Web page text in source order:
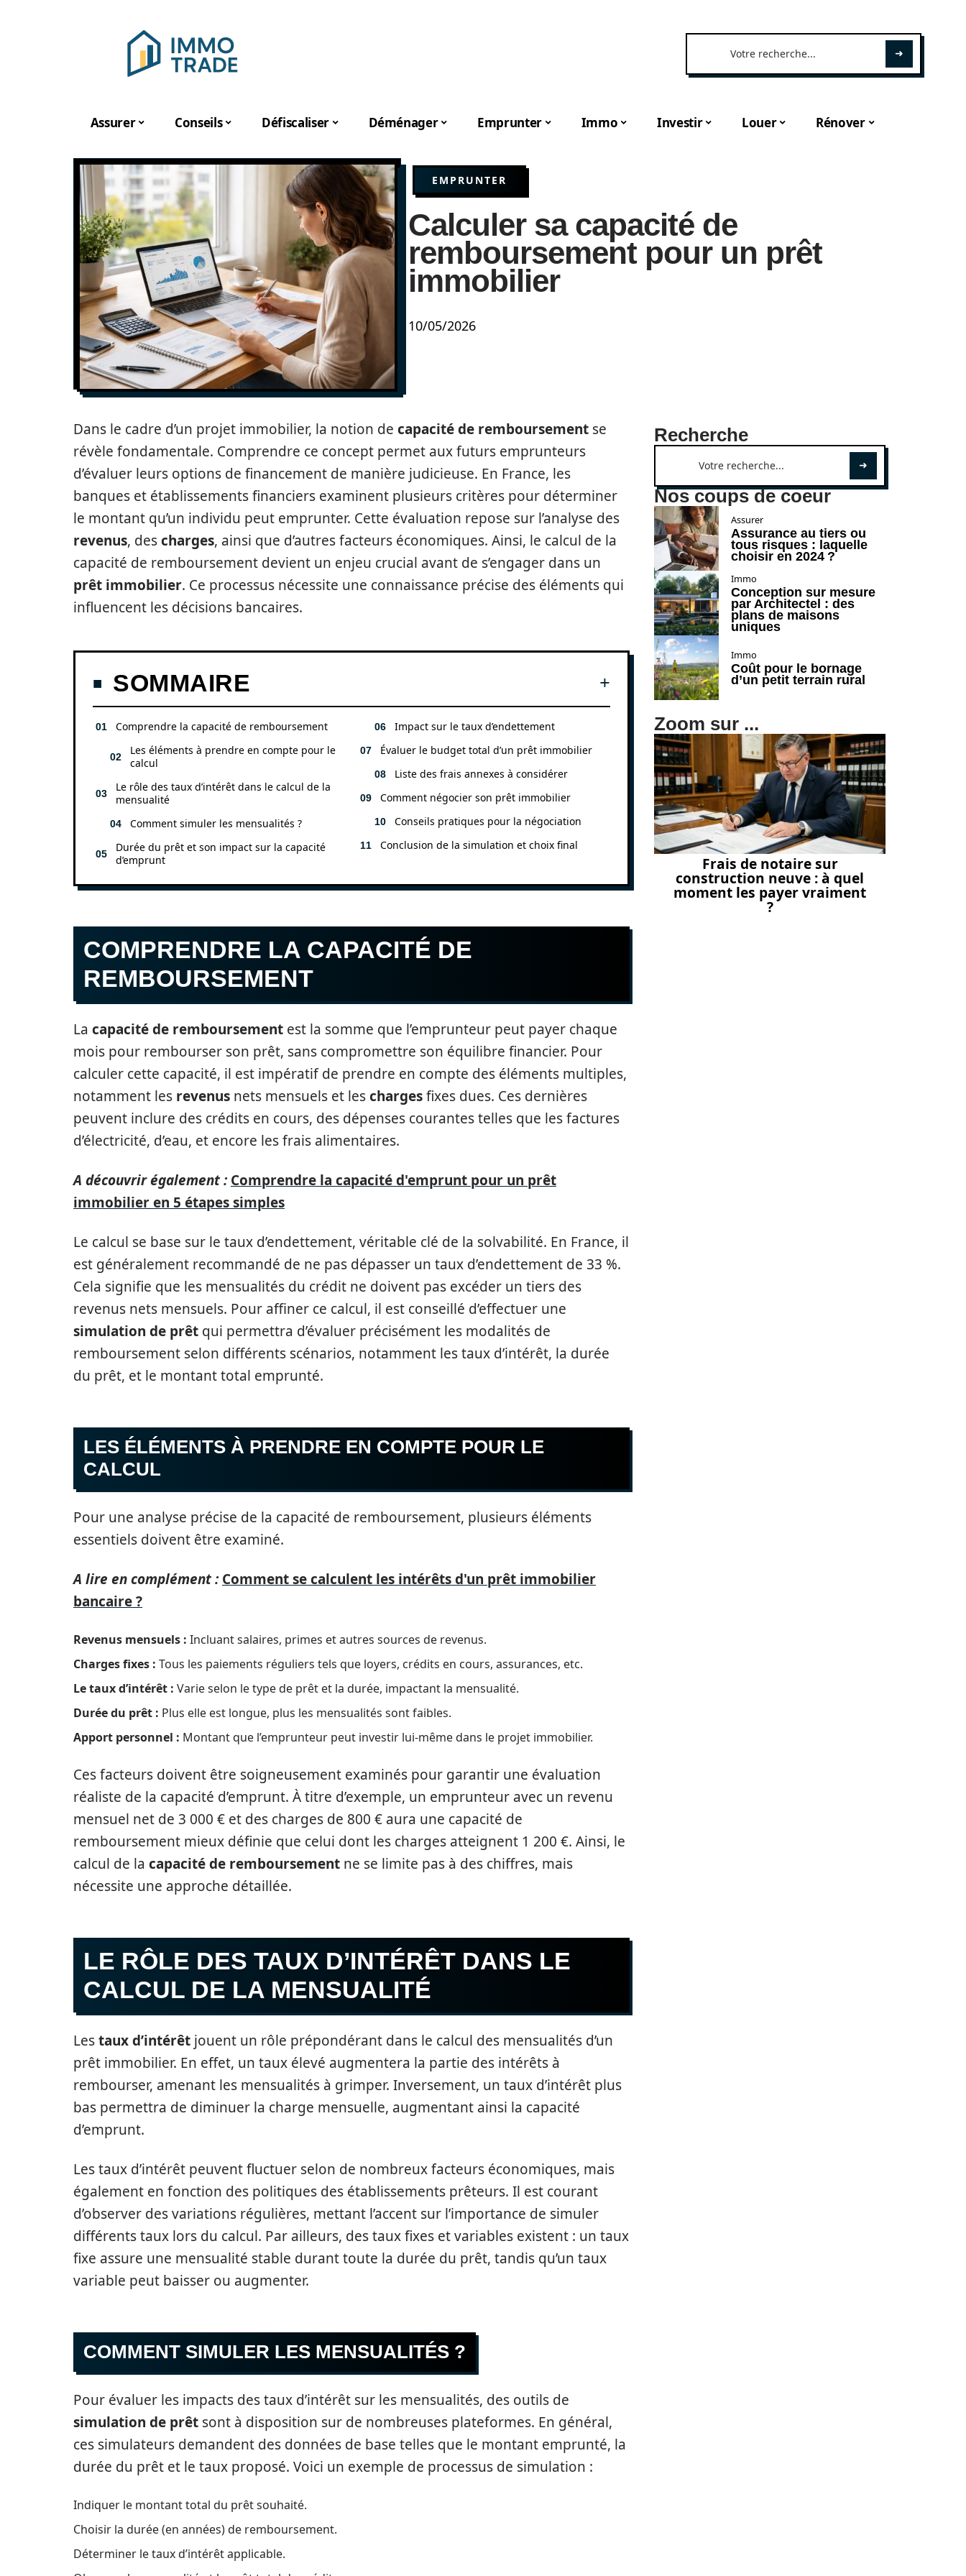
Assurer Conseils Défiscaliser Déménager Emprunter Immo Investir Louer Rénover
EMPRUNTER
Calculer sa capacité de
remboursement pour un prêt
immobilier
10/05/2026
Dans le cadre d’un projet immobilier, la notion de capacité de remboursement se
révèle fondamentale. Comprendre ce concept permet aux futurs emprunteurs
d’évaluer leurs options de financement de manière judicieuse. En France, les
banques et établissements financiers examinent plusieurs critères pour déterminer
le montant qu’un individu peut emprunter. Cette évaluation repose sur l’analyse des
revenus, descharges, ainsi que d’autres facteurs économiques. Ainsi, le calcul de la
capacité de remboursement devient un enjeu crucial avant de s’engager dans un
prêt immobilier. Ce processus nécessite une connaissance précise des éléments qui
influencent les décisions bancaires.
SOMMAIRE
Comprendre la capacité de remboursement
Les éléments à prendre en compte pour le
calcul
Le rôle des taux d’intérêt dans le calcul de la
mensualité
Comment simuler les mensualités ?
Durée du prêt et son impact sur la capacité
d’emprunt
Impact sur le taux d’endettement
Évaluer le budget total d’un prêt immobilier
Liste des frais annexes à considérer
Comment négocier son prêt immobilier
Conseils pratiques pour la négociation
Conclusion de la simulation et choix final
COMPRENDRE LA CAPACITÉ DE
REMBOURSEMENT
La capacité de remboursement est la somme que l’emprunteur peut payer chaque
mois pour rembourser son prêt, sans compromettre son équilibre financier. Pour
calculer cette capacité, il est impératif de prendre en compte des éléments multiples,
notamment les revenus nets mensuels et leschargesfixes dues. Ces dernières
peuvent inclure des crédits en cours, des dépenses courantes telles que les factures
d’électricité, d’eau, et encore les frais alimentaires.
A découvrir également : Comprendre la capacité d'emprunt pour un prêt
immobilier en 5 étapes simples
Le calcul se base sur le taux d’endettement, véritable clé de la solvabilité. En France, il
est généralement recommandé de ne pas dépasser un taux d’endettement de 33 %.
Cela signifie que les mensualités du crédit ne doivent pas excéder un tiers des
revenus nets mensuels. Pour affiner ce calcul, il est conseillé d’effectuer une
simulation de prêt qui permettra d’évaluer précisément les modalités de
remboursement selon différents scénarios, notamment les taux d’intérêt, la durée
du prêt, et le montant total emprunté.
LES ÉLÉMENTS À PRENDRE EN COMPTE POUR LE
CALCUL
Pour une analyse précise de la capacité de remboursement, plusieurs éléments
essentiels doivent être examiné.
A lire en complément : Comment se calculent les intérêts d'un prêt immobilier
bancaire ?
Revenus mensuels : Incluant salaires, primes et autres sources de revenus.
Charges fixes : Tous les paiements réguliers tels que loyers, crédits en cours, assurances, etc.
Le taux d’intérêt : Varie selon le type de prêt et la durée, impactant la mensualité.
Durée du prêt : Plus elle est longue, plus les mensualités sont faibles.
Apport personnel : Montant que l’emprunteur peut investir lui-même dans le projet immobilier.
Ces facteurs doivent être soigneusement examinés pour garantir une évaluation
réaliste de la capacité d’emprunt. À titre d’exemple, un emprunteur avec un revenu
mensuel net de 3 000 € et des charges de 800 € aura une capacité de
remboursement mieux définie que celui dont les charges atteignent 1 200 €. Ainsi, le
calcul de la capacité de remboursement ne se limite pas à des chiffres, mais
nécessite une approche détaillée.
LE RÔLE DES TAUX D’INTÉRÊT DANS LE
CALCUL DE LA MENSUALITÉ
Lestaux d’intérêt jouent un rôle prépondérant dans le calcul des mensualités d’un
prêt immobilier. En effet, un taux élevé augmentera la partie des intérêts à
rembourser, amenant les mensualités à grimper. Inversement, un taux d’intérêt plus
bas permettra de diminuer la charge mensuelle, augmentant ainsi la capacité
d’emprunt.
Les taux d’intérêt peuvent fluctuer selon de nombreux facteurs économiques, mais
également en fonction des politiques des établissements prêteurs. Il est courant
d’observer des variations régulières, mettant l’accent sur l’importance de simuler
différents taux lors du calcul. Par ailleurs, des taux fixes et variables existent : un taux
fixe assure une mensualité stable durant toute la durée du prêt, tandis qu’un taux
variable peut baisser ou augmenter.
COMMENT SIMULER LES MENSUALITÉS ?
Pour évaluer les impacts des taux d’intérêt sur les mensualités, des outils de
simulation de prêt sont à disposition sur de nombreuses plateformes. En général,
ces simulateurs demandent des données de base telles que le montant emprunté, la
durée du prêt et le taux proposé. Voici un exemple de processus de simulation :
Indiquer le montant total du prêt souhaité.
Choisir la durée (en années) de remboursement.
Déterminer le taux d’intérêt applicable.
Recherche
Nos coups de coeur
Assurer
Assurance au tiers ou
tous risques : laquelle
choisir en 2024 ?
Immo
Conception sur mesure
par Architectel : des
plans de maisons
uniques
Immo
Coût pour le bornage
d’un petit terrain rural
Zoom sur ...
Frais de notaire sur
construction neuve : à quel
moment les payer vraiment
?